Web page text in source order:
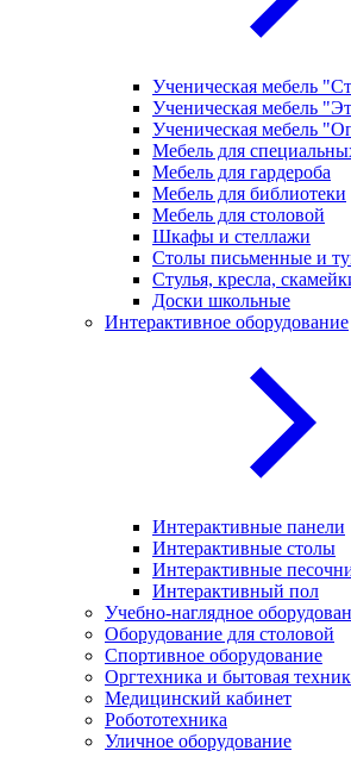
Ученическая мебель
Ученическая мебель
Ученическая мебель
Мебель для
Мебель для гардероба
Мебель для библиотеки
Мебель для столовой
Шкафы и стеллажи
Столы письменные и
Стулья, кресла,
Доски школьные
Интерактивное оборудование
Интерактивные панели
Интерактивные столы
Интерактивные
Интерактивный пол
Учебно-наглядное
Оборудование для столовой
Спортивное оборудование
Оргтехника и бытовая
Медицинский кабинет
Робототехника
Уличное оборудование